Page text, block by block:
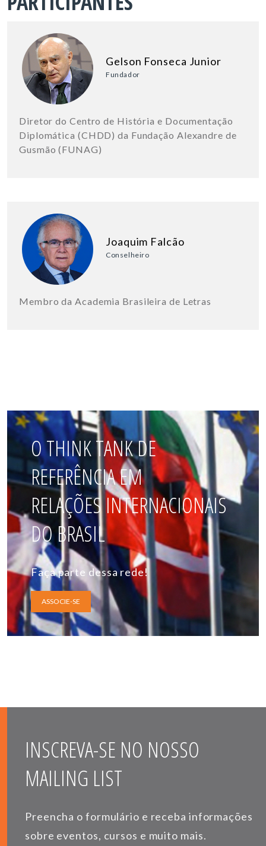
Gelson Fonseca Junior
Fundador
Diretor do Centro de História e Documentação
Diplomática (CHDD) da Fundação Alexandre de
Gusmão (FUNAG)
Joaquim Falcão
Conselheiro
Membro da Academia Brasileira de Letras
O THINK TANK DE
REFERÊNCIA EM
RELAÇÕES INTERNACIONAIS
DO BRASIL
Faça parte dessa rede!
ASSOCIE-SE
INSCREVA-SE NO NOSSO
MAILING LIST
Preencha o formulário e receba informações
sobre eventos, cursos e muito mais.